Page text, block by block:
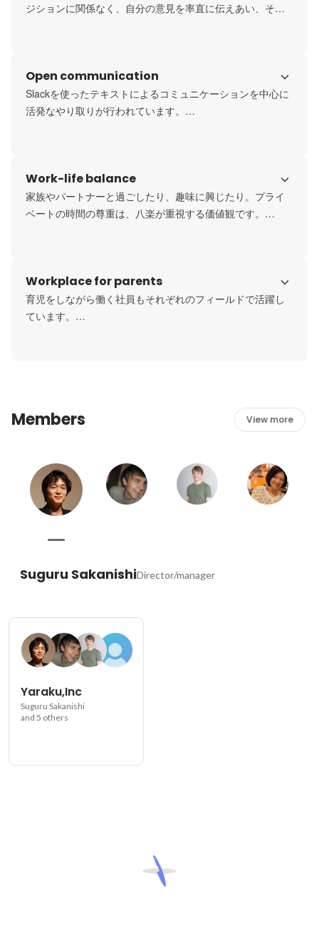
ジションに関係なく、自分の意見を率直に伝えあい、その
す。
ですが、困難にぶつかったり、上手くいかなかったとき
は、社員全員で共有し、担当の枠を超えてサポートしあい
Open communication
Slackを使ったテキストによるコミュニケーションを中心に
活発なやり取りが行われています。
社内のミーティングはすべて録画し、オンラインツールで
Work-life balance
家族やパートナーと過ごしたり、趣味に興じたり。プライ
ベートの時間の尊重は、八楽が重視する価値観です。
ャーです。
ライフがあってのワーク。その逆であってはなりません。
Workplace for parents
育児をしながら働く社員もそれぞれのフィールドで活躍し
ています。
保育園や塾の送り迎えの時間を休憩時間にして、空いた時
Members View more
Suguru SakanishiDirector/manager
Yaraku,Inc
Suguru Sakanishi
and 5 others